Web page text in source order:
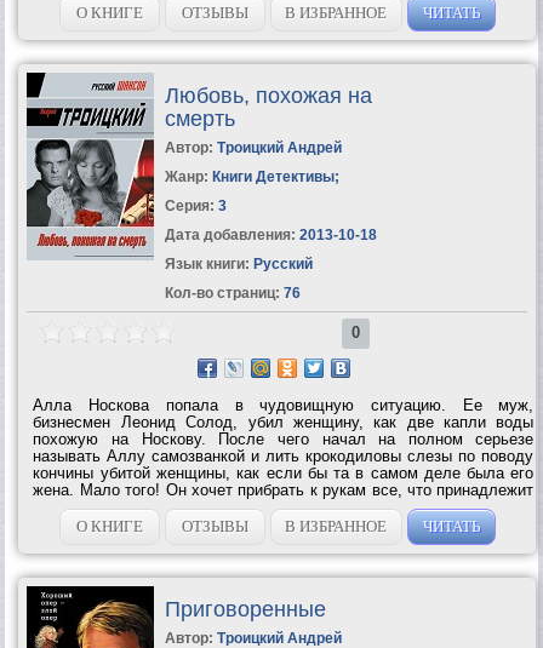
О КНИГЕ ОТЗЫВЫ В ИЗБРАННОЕ ЧИТАТЬ
Любовь, похожая на
смерть
Автор: Троицкий Андрей
Жанр: Книги Детективы;
Серия: 3
Дата добавления: 2013-10-18
Язык книги: Русский
Кол-во страниц: 76
0
Алла Носкова попала в чудовищную ситуацию. Ее муж,
бизнесмен Леонид Солод, убил женщину, как две капли воды
похожую на Носкову. После чего начал на полном серьезе
называть Аллу самозванкой и лить крокодиловы слезы по поводу
кончины убитой женщины, как если бы та в самом деле была его
жена. Мало того! Он хочет прибрать к рукам все, что принадлежит
Алле. Знакомые Аллы из страха перед Солодом отказываются ее
признавать, а те, кто готов это...
О КНИГЕ ОТЗЫВЫ В ИЗБРАННОЕ ЧИТАТЬ
Приговоренные
Автор: Троицкий Андрей